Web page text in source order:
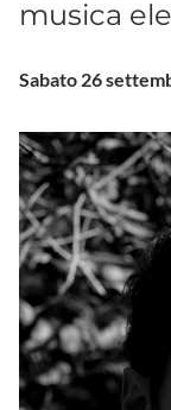
musica
Sabato 26